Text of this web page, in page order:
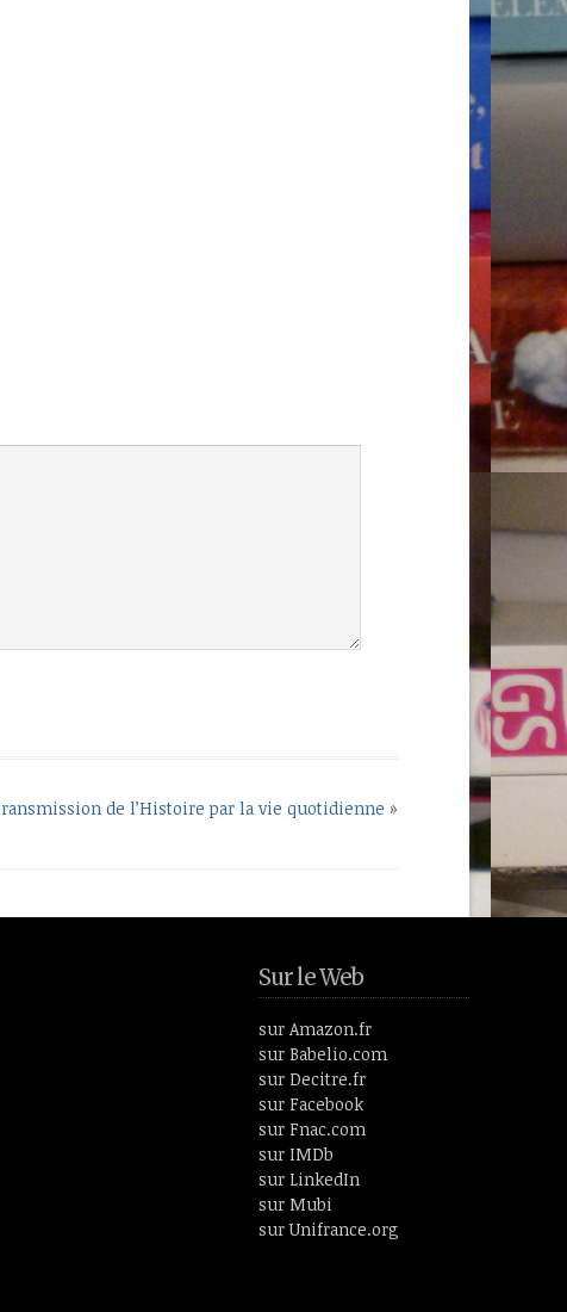
de l’Histoire par la vie quotidienne »
Sur le Web
sur Amazon.fr
sur Babelio.com
sur Decitre.fr
sur Facebook
sur Fnac.com
sur IMDb
sur LinkedIn
sur Mubi
sur Unifrance.org